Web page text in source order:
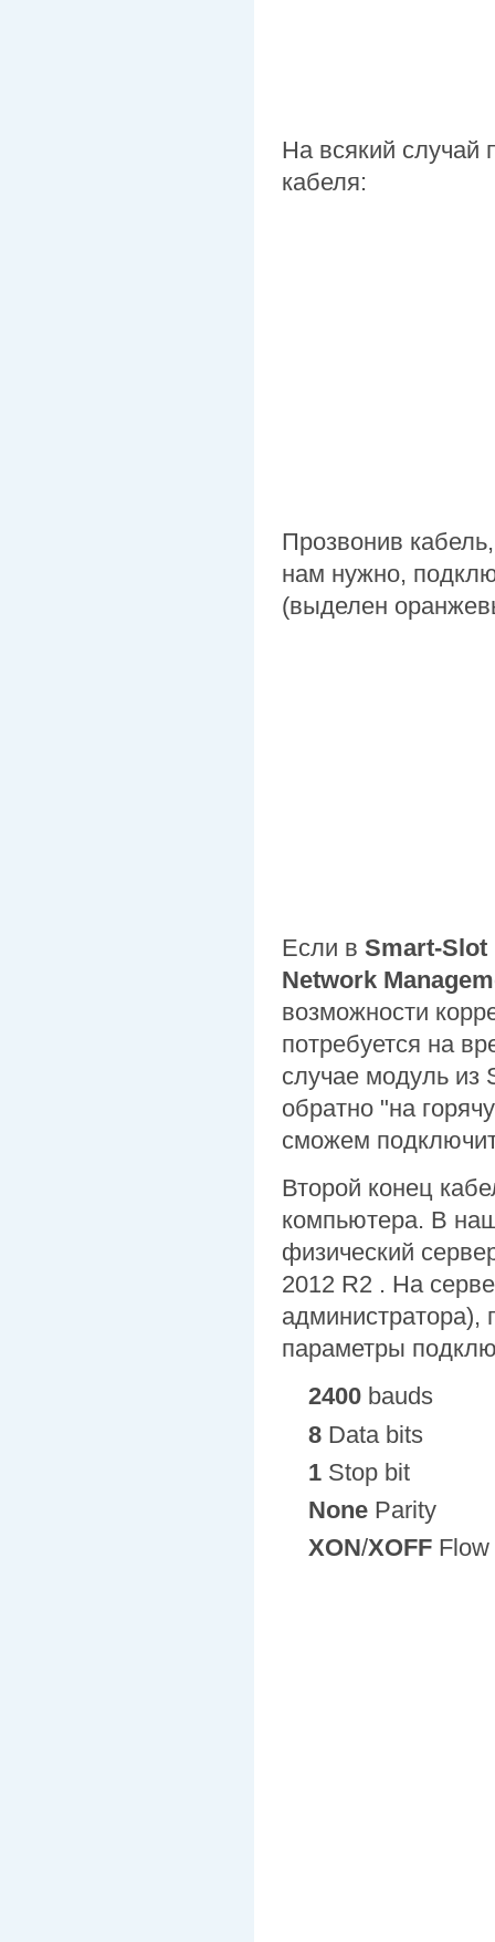
На всякий случай
кабеля:
Прозвонив
нам нужно,
(выделен
Если в Smart-Slot
Network
возможности
потребуется на
случае модуль из
обратно "на
сможем
Второй конец
компьютера. В
физический
2012 R2 . На
администратора),
параметры
2400 bauds
8 Data bits
1 Stop bit
None Parity
XON/XOFF